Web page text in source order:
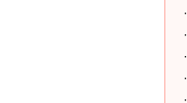
·
·
·
·
·